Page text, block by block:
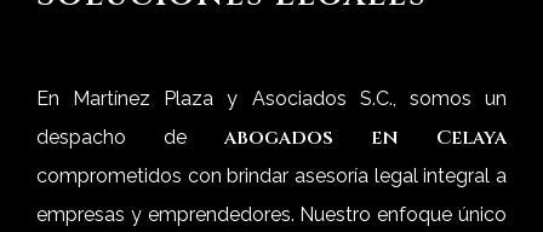
En Martínez Plaza y Asociados S.C., somos un
despacho de abogados en Celaya
comprometidos con brindar asesoría legal integral a
empresas y emprendedores. Nuestro enfoque único